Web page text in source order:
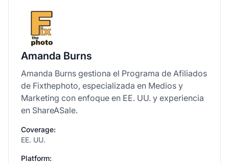
Amanda Burns
Amanda Burns gestiona el Programa de Afiliados
de Fixthephoto, especializada en Medios y
Marketing con enfoque en EE. UU. y experiencia
en ShareASale.
Coverage:
EE. UU.
Platform: